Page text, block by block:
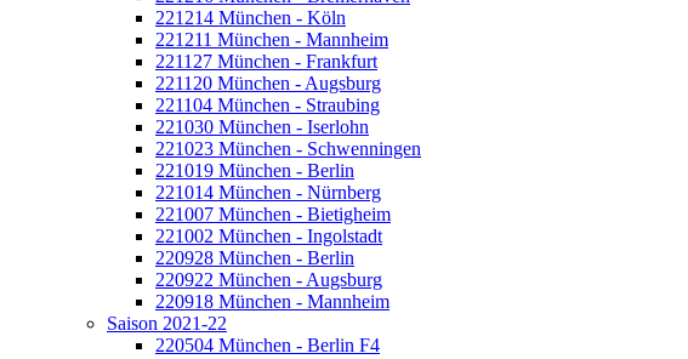
221214 München - Köln
221211 München - Mannheim
221127 München - Frankfurt
221120 München - Augsburg
221104 München - Straubing
221030 München - Iserlohn
221023 München - Schwenningen
221019 München - Berlin
221014 München - Nürnberg
221007 München - Bietigheim
221002 München - Ingolstadt
220928 München - Berlin
220922 München - Augsburg
220918 München - Mannheim
Saison 2021-22
220504 München - Berlin F4